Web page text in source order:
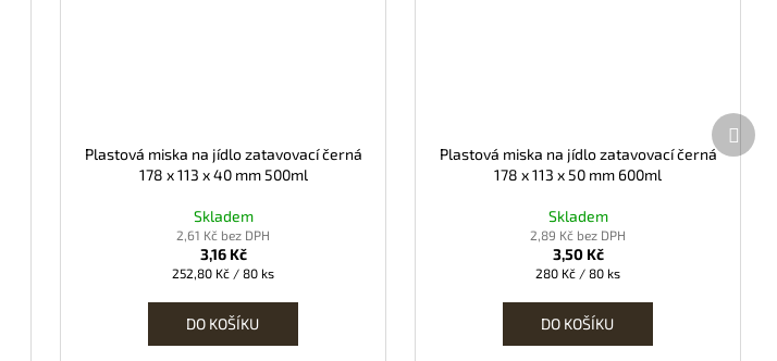
Plastová miska na jídlo zatavovací černá
178 x 113 x 40 mm 500ml
Skladem
2,61 Kč bez DPH
3,16 Kč
Měrná
252,80 Kč / 80 ks
DO KOŠÍKU
Plastová miska na jídlo zatavovací černá
178 x 113 x 50 mm 600ml
Skladem
2,89 Kč bez DPH
3,50 Kč
Měrná
280 Kč / 80 ks
DO KOŠÍKU
Další